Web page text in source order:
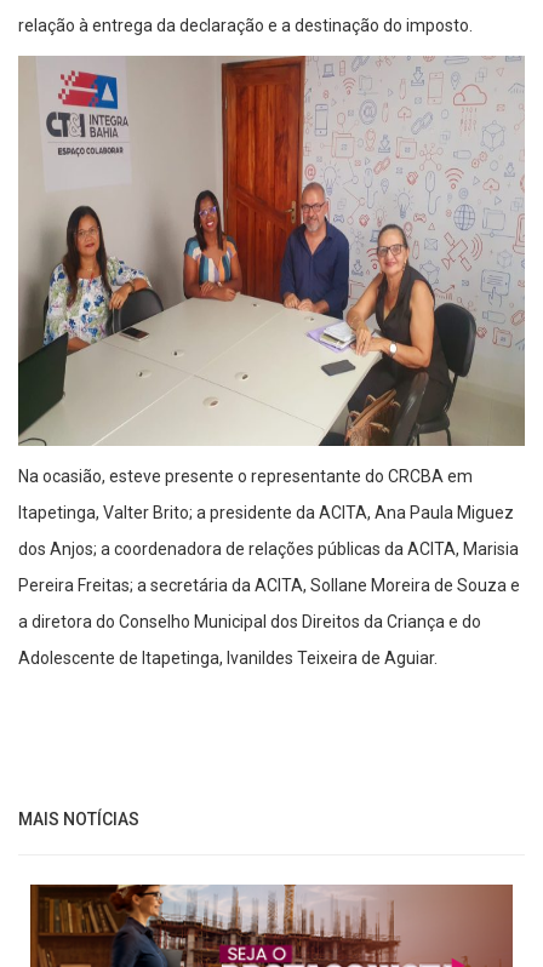
relação à entrega da declaração e a destinação do imposto.
Na ocasião, esteve presente o representante do CRCBA em
Itapetinga, Valter Brito; a presidente da ACITA, Ana Paula Miguez
dos Anjos; a coordenadora de relações públicas da ACITA, Marisia
Pereira Freitas; a secretária da ACITA, Sollane Moreira de Souza e
a diretora do Conselho Municipal dos Direitos da Criança e do
Adolescente de Itapetinga, Ivanildes Teixeira de Aguiar.
MAIS NOTÍCIAS